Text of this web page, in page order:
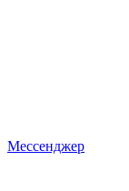
Мессенджер